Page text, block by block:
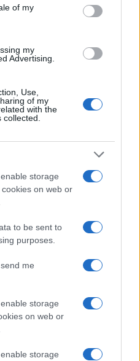
of my
my
Advertising.
Use,
of my
with the
storage
on web or
to be sent to
purposes.
me
storage
on web or
storage
αυξήθηκε κατά 40%
πρέπει να γίνει
χρέους, πολλοί
και υποτίμηση
2017 - 14:03
Στην Ελλάδα έχει γίνει
πρόοδος από ότι
2017 - 15:43
Τσίπρα έκανε
μεταρρυθμίσεις
τις προηγούμενες μαζί,
συνεργάτης του
2017 - 10:21